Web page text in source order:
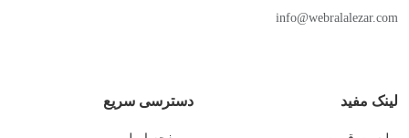
info@webralalezar.com
لینک مفید دسترسی سریع